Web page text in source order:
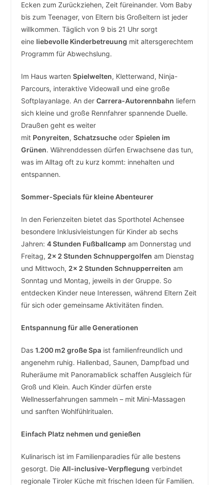
Ecken zum Zurückziehen, Zeit füreinander. Vom Baby
bis zum Teenager, von Eltern bis Großeltern ist jeder
willkommen. Täglich von 9 bis 21 Uhr sorgt
eine liebevolle Kinderbetreuung mit altersgerechtem
Programm für Abwechslung.
Im Haus warten Spielwelten, Kletterwand, Ninja-
Parcours, interaktive Videowall und eine große
Softplayanlage. An der Carrera-Autorennbahn liefern
sich kleine und große Rennfahrer spannende Duelle.
Draußen geht es weiter
mit Ponyreiten, Schatzsucheoder Spielen im
Grünen. Währenddessen dürfen Erwachsene das tun,
was im Alltag oft zu kurz kommt: innehalten und
entspannen.
Sommer-Specials für kleine Abenteurer
In den Ferienzeiten bietet das Sporthotel Achensee
besondere Inklusivleistungen für Kinder ab sechs
Jahren: 4 Stunden Fußballcamp am Donnerstag und
Freitag, 2x 2 Stunden Schnuppergolfen am Dienstag
und Mittwoch, 2x 2 Stunden Schnupperreiten am
Sonntag und Montag, jeweils in der Gruppe. So
entdecken Kinder neue Interessen, während Eltern Zeit
für sich oder gemeinsame Aktivitäten finden.
Entspannung für alle Generationen
Das 1.200 m2 große Spaist familienfreundlich und
angenehm ruhig. Hallenbad, Saunen, Dampfbad und
Ruheräume mit Panoramablick schaffen Ausgleich für
Groß und Klein. Auch Kinder dürfen erste
Wellnesserfahrungen sammeln – mit Mini-Massagen
und sanften Wohlfühlritualen.
Einfach Platz nehmen und genießen
Kulinarisch ist im Familienparadies für alle bestens
gesorgt. Die All-inclusive-Verpflegung verbindet
regionale Tiroler Küche mit frischen Ideen für Familien.